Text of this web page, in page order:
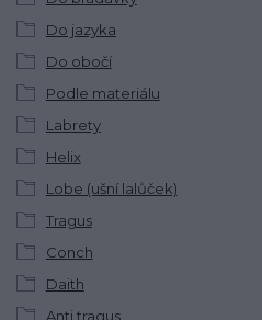
Do jazyka
Do obočí
Podle materiálu
Labrety
Helix
Lobe (ušní lalůček)
Tragus
Conch
Daith
Anti tragus